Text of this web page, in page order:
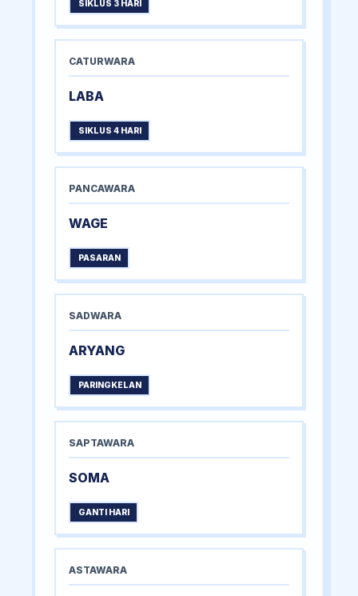
SIKLUS 3 HARI
CATURWARA
LABA
SIKLUS 4 HARI
PANCAWARA
WAGE
PASARAN
SADWARA
ARYANG
PARINGKELAN
SAPTAWARA
SOMA
GANTI HARI
ASTAWARA